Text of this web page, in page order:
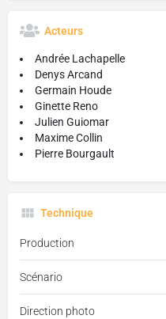
Acteurs
Andrée Lachapelle
Denys Arcand
Germain Houde
Ginette Reno
Julien Guiomar
Maxime Collin
Pierre Bourgault
Technique
Production
Scénario
Direction photo